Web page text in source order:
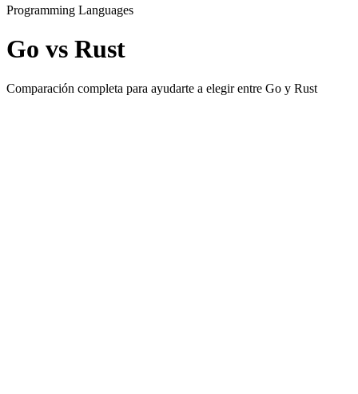
Programming Languages
Go vs Rust
Comparación completa para ayudarte a elegir entre Go y Rust